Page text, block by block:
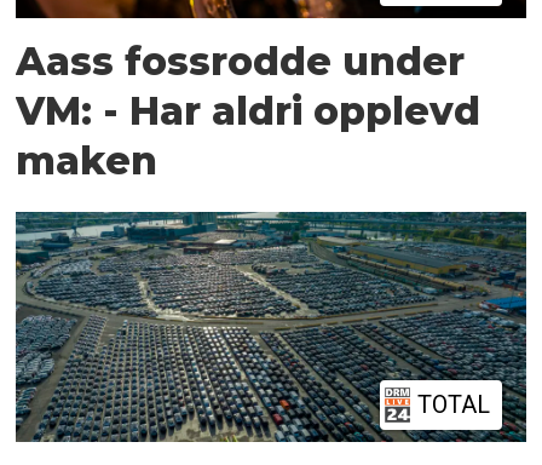
Aass fossrodde under
VM: - Har aldri opplevd
maken
TOTAL